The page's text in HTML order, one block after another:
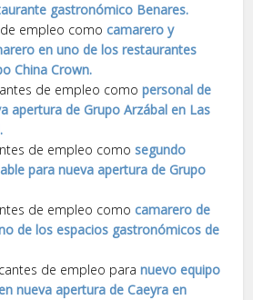
gastronómico Benares.
de empleo comocamarero y
en uno de los restaurantes
China Crown.
de empleo comopersonal de
apertura de Grupo Arzábal en Las
de empleo comosegundo
para nueva apertura de Grupo
de empleo comocamarero de
de los espacios gastronómicos de
de empleo paranuevo equipo
nueva apertura de Caeyra en